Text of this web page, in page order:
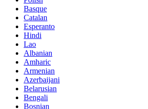
Basque
Catalan
Esperanto
Hindi
Lao
Albanian
Amharic
Armenian
Azerbaijani
Belarusian
Bengali
Bosnian